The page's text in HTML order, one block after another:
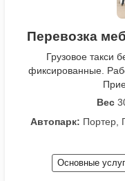
Перевозка
Грузовое такси
фиксированные.
Вес
Автопарк: Портер,
Основные